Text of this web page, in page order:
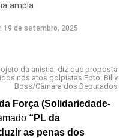
ampla
19 de setembro, 2025
da anistia, diz que proposta
nos atos golpistas Foto: Billy
Boss/Câmara dos Deputados
Força (Solidariedade-
“PL da
as penas dos